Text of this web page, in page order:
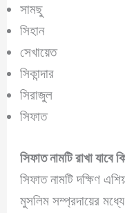
সামছু
সিহান
সেখায়েত
সিকান্দার
সিরাজুল
সিফাত
সিফাত নামটি রাখা যাবে
সিফাত নামটি দক্ষিণ
মুসলিম সম্প্রদায়ের